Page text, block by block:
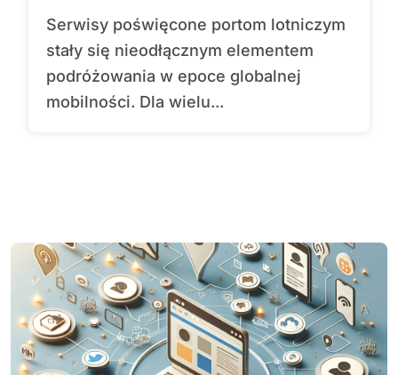
Serwisy poświęcone portom lotniczym
stały się nieodłącznym elementem
podróżowania w epoce globalnej
mobilności. Dla wielu...